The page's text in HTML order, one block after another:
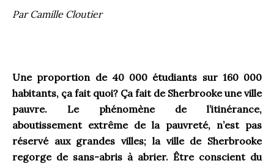
Par Camille Cloutier
Une proportion de 40 000 étudiants sur 160 000
habitants, ça fait quoi? Ça fait de Sherbrooke une ville
pauvre. Le phénomène de l’itinérance,
aboutissement extrême de la pauvreté, n’est pas
réservé aux grandes villes; la ville de Sherbrooke
regorge de sans-abris à abrier. Être conscient du